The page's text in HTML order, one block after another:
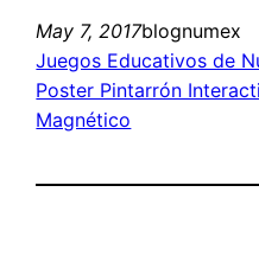
May 7, 2017blognumex
Juegos Educativos de
Poster Pintarrón
Magnético